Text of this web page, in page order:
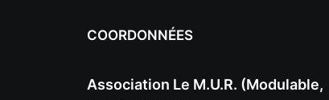
COORDONNÉES
Association Le M.U.R. (Modulable,